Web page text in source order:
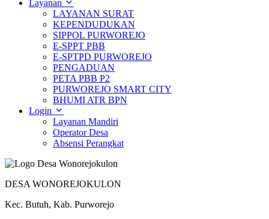
Layanan
LAYANAN SURAT
KEPENDUDUKAN
SIPPOL PURWOREJO
E-SPPT PBB
E-SPTPD PURWOREJO
PENGADUAN
PETA PBB P2
PURWOREJO SMART CITY
BHUMI ATR BPN
Login
Layanan Mandiri
Operator Desa
Absensi Perangkat
DESA WONOREJOKULON
Kec. Butuh, Kab. Purworejo